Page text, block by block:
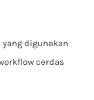
digunakan
cerdas